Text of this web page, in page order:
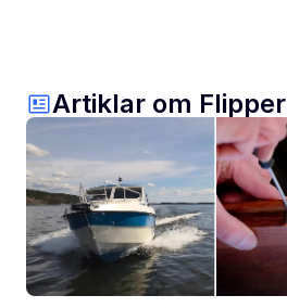
Artiklar om Flipper